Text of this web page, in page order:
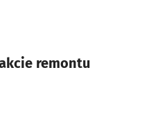
remontu